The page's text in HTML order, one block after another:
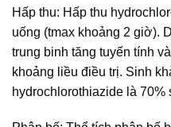
Hấp thu: Hấp thu
uống (tmax khoảng 2 giờ).
trung binh tăng tuyến tính
khoảng liều điều trị. Sinh
hydrochlorothiazide là 70%